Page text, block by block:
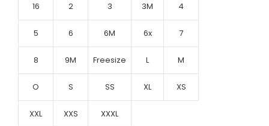
16 2 3 3M 4
5 6 6M 6x 7
8 9M Freesize L M
O S SS XL XS
XXL XXS XXXL